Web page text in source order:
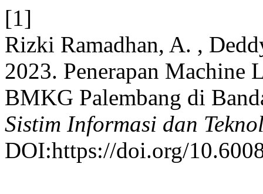
[1]
Rizki Ramadhan, A. ,
2023. Penerapan Machine
BMKG Palembang di
Sistim Informasi dan
DOI:https://doi.org/